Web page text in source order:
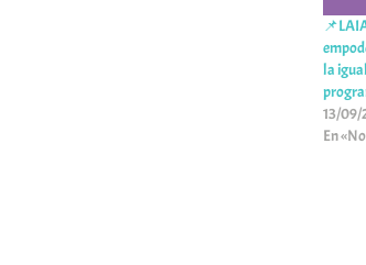
la
13/09/
En